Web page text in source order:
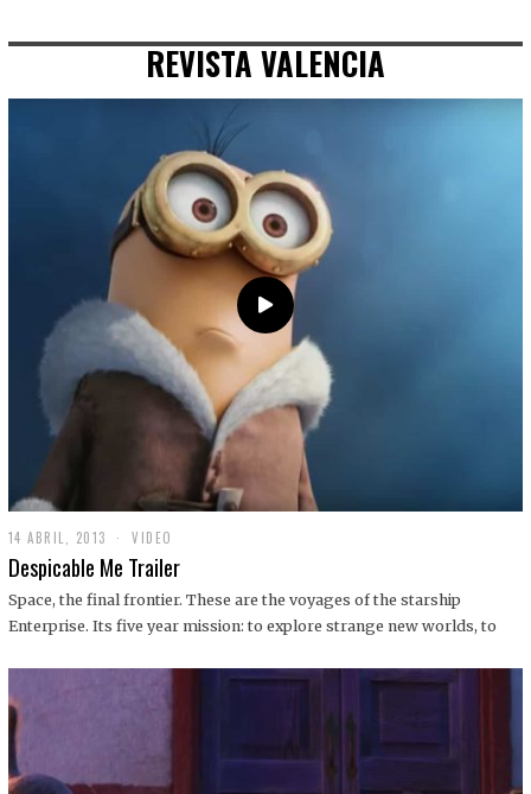
REVISTA VALENCIA
14 ABRIL, 2013
9
D
C
I
1
VIDEO
Despicable Me Trailer
Space, the final frontier. These are the voyages of the starship
Enterprise. Its five year mission: to explore strange new worlds, to